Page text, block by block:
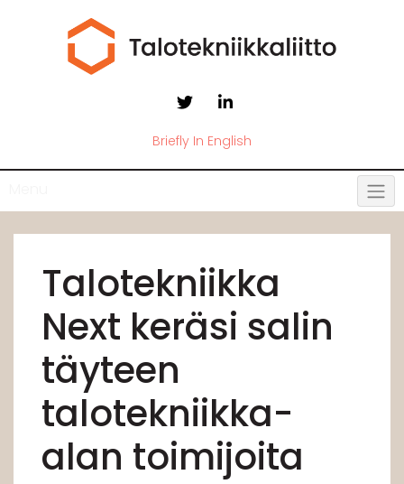
Briefly In English
Talotekniikka
Next keräsi salin
täyteen
talotekniikka-
alan toimijoita